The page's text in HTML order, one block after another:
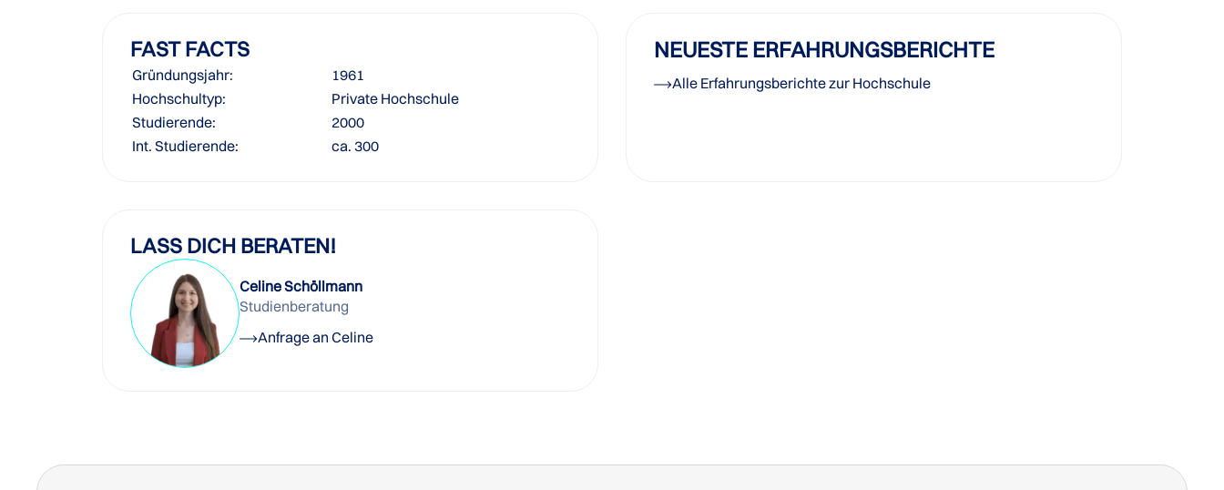
FAST FACTS
Gründungsjahr:
1961
Hochschultyp:
Private Hochschule
Studierende:
2000
Int. Studierende:
ca. 300
NEUESTE ERFAHRUNGSBERICHTE
Alle Erfahrungsberichte zur Hochschule
LASS DICH BERATEN!
Celine Schöllmann
Studienberatung
Anfrage an Celine